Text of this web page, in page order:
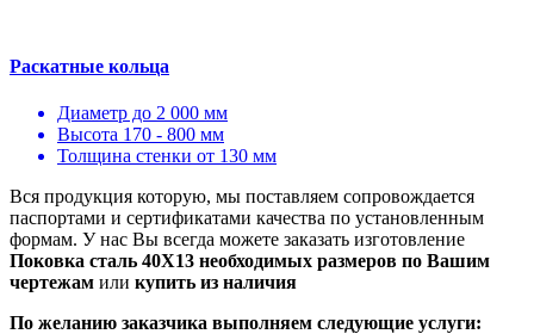
Раскатные кольца
Диаметр до 2 000 мм
Высота 170 - 800 мм
Толщина стенки от 130 мм
Вся продукция которую, мы поставляем сопровождается
паспортами и сертификатами качества по установленным
формам. У нас Вы всегда можете заказать изготовление
Поковка сталь 40Х13 необходимых размеров по Вашим
чертежам или купить из наличия
По желанию заказчика выполняем следующие услуги: